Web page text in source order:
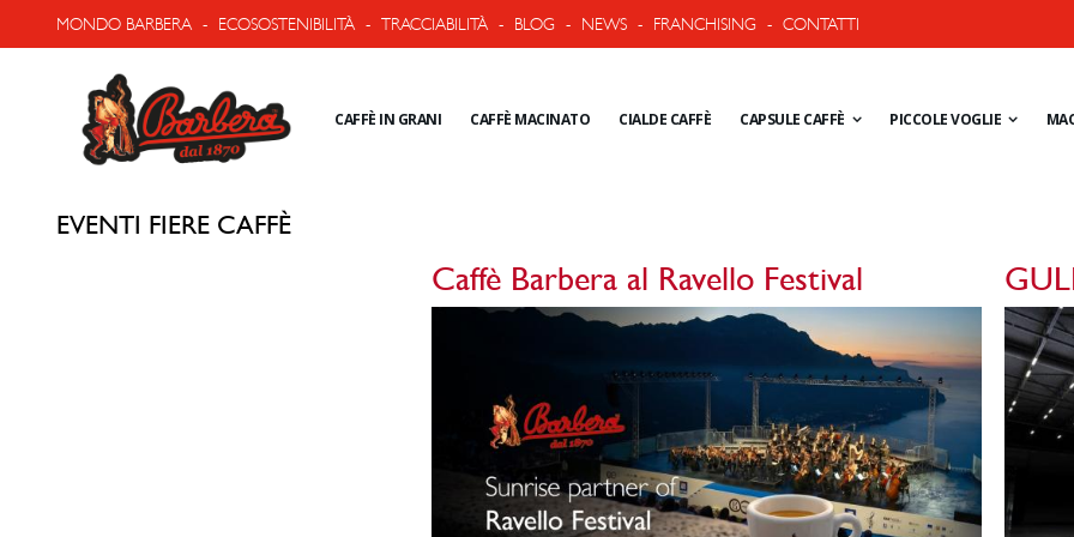
MONDO BARBERA - ECOSOSTENIBILITÀ - TRACCIABILITÀ - BLOG - NEWS - FRANCHISING - CONTATTI
CAFFÈ IN GRANI CAFFÈ MACINATO CIALDE CAFFÈ CAPSULE CAFFÈ PICCOLE VOGLIE
EVENTI FIERE CAFFÈ
Caffè Barbera al Ravello Festival